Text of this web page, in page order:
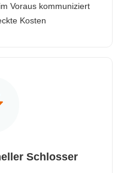
Voraus kommuniziert
Kosten
Schlosser